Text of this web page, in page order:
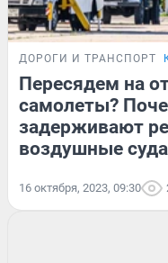
ДОРОГИ И ТРАНСПОРТ
Пересядем на
самолеты?
задерживают
воздушные суда
16 октября, 2023, 09:30